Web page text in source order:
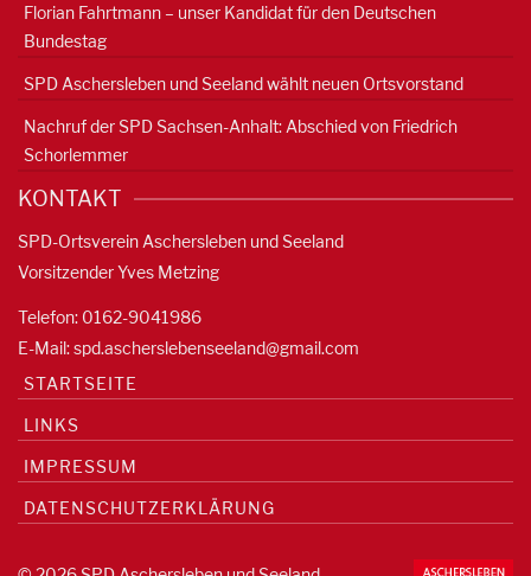
Florian Fahrtmann – unser Kandidat für den Deutschen
Bundestag
SPD Aschersleben und Seeland wählt neuen Ortsvorstand
Nachruf der SPD Sachsen-Anhalt: Abschied von Friedrich
Schorlemmer
KONTAKT
SPD-Ortsverein Aschersleben und Seeland
Vorsitzender Yves Metzing
Telefon: 0162-9041986
E-Mail:spd.ascherslebenseeland@gmail.com
STARTSEITE
LINKS
IMPRESSUM
DATENSCHUTZERKLÄRUNG